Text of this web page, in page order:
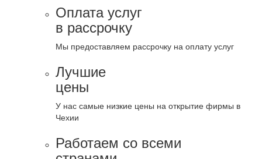
Оплата услуг
в рассрочку
Мы предоставляем рассрочку на оплату услуг
Лучшие
цены
У нас самые низкие цены на открытие фирмы в
Чехии
Работаем со всеми